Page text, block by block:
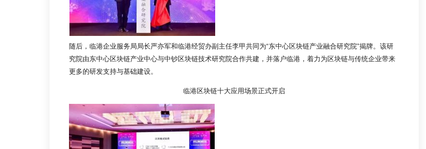
随后，临港企业服务局局长严亦军和临港经贸办副主任李甲共同为“东中心区块链产业融合研究院”揭牌。该研
究院由东中心区块链产业中心与中钞区块链技术研究院合作共建，并落户临港，着力为区块链与传统企业带来
更多的研发支持与基础建设。
临港区块链十大应用场景正式开启